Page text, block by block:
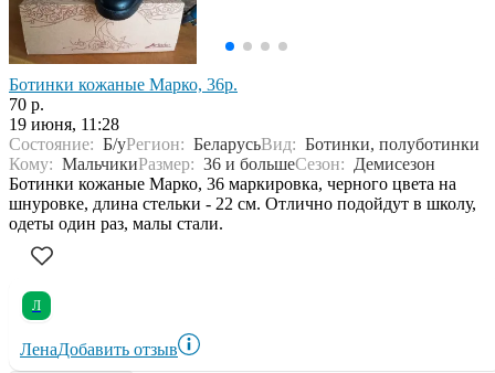
Ботинки кожаные Марко, 36р.
70 р.
19 июня, 11:28
Состояние: Б/уРегион: БеларусьВид: Ботинки, полуботинки
Кому: МальчикиРазмер: 36 и большеСезон: Демисезон
Ботинки кожаные Марко, 36 маркировка, черного цвета на
шнуровке, длина стельки - 22 см. Отлично подойдут в школу,
одеты один раз, малы стали.
Л
ЛенаДобавить отзыв